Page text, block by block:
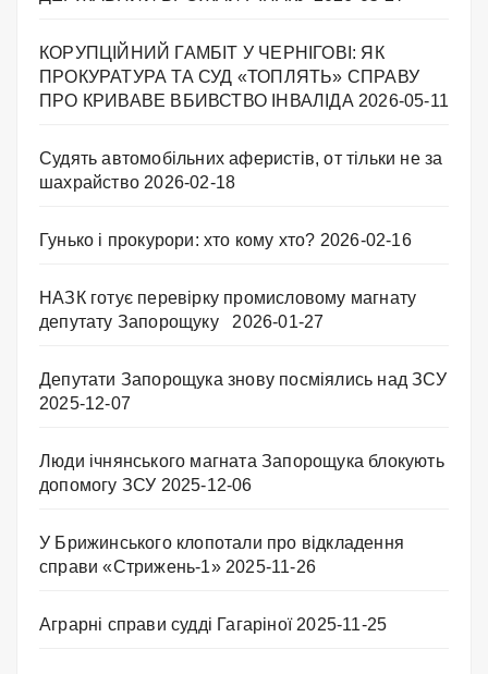
КОРУПЦІЙНИЙ ГАМБІТ У ЧЕРНІГОВІ: ЯК
ПРОКУРАТУРА ТА СУД «ТОПЛЯТЬ» СПРАВУ
ПРО КРИВАВЕ ВБИВСТВО ІНВАЛІДА 2026-05-11
Судять автомобільних аферистів, от тільки не за
шахрайство 2026-02-18
Гунько і прокурори: хто кому хто? 2026-02-16
НАЗК готує перевірку промисловому магнату
депутату Запорощуку
2026-01-27
Депутати Запорощука знову посміялись над ЗСУ
2025-12-07
Люди ічнянського магната Запорощука блокують
допомогу ЗСУ 2025-12-06
У Брижинського клопотали про відкладення
справи «Стрижень-1» 2025-11-26
Аграрні справи судді Гагаріної 2025-11-25